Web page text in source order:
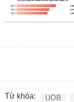
Từ khóa: UOB